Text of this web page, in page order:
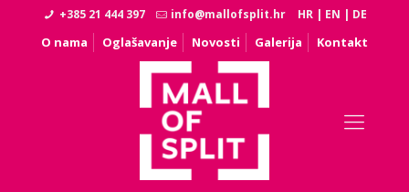
+385 21 444 397 info@mallofsplit.hr HR | EN | DE
O nama Oglašavanje Novosti Galerija Kontakt